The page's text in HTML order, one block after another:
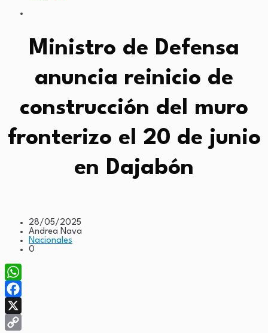
Ministro de Defensa
anuncia reinicio de
construcción del muro
fronterizo el 20 de junio
en Dajabón
28/05/2025
Andrea Nava
Nacionales
0
WhatsApp
Facebook
X